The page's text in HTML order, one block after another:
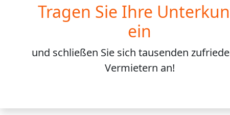
Tragen Sie Ihre
ein
und schließen Sie sichtausenden
Vermietern an!